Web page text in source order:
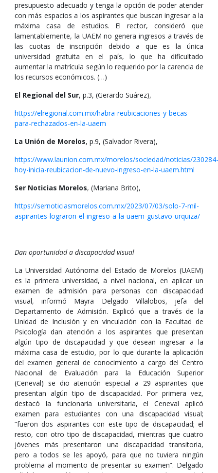
presupuesto adecuado y tenga la opción de poder atender
con más espacios a los aspirantes que buscan ingresar a la
máxima casa de estudios. El rector, consideró que
lamentablemente, la UAEM no genera ingresos a través de
las cuotas de inscripción debido a que es la única
universidad gratuita en el país, lo que ha dificultado
aumentar la matrícula según lo requerido por la carencia de
los recursos económicos. (…)
El Regional del Sur, p.3, (Gerardo Suárez),
https://elregional.com.mx/habra-reubicaciones-y-becas-
para-rechazados-en-la-uaem
La Unión de Morelos, p.9, (Salvador Rivera),
https://www.launion.com.mx/morelos/sociedad/noticias/230284-
hoy-inicia-reubicacion-de-nuevo-ingreso-en-la-uaem.html
Ser Noticias Morelos, (Mariana Brito),
https://sernoticiasmorelos.com.mx/2023/07/03/solo-7-mil-
aspirantes-lograron-el-ingreso-a-la-uaem-gustavo-urquiza/
Dan oportunidad a discapacidad visual
La Universidad Autónoma del Estado de Morelos (UAEM)
es la primera universidad, a nivel nacional, en aplicar un
examen de admisión para personas con discapacidad
visual, informó Mayra Delgado Villalobos, jefa del
Departamento de Admisión. Explicó que a través de la
Unidad de Inclusión y en vinculación con la Facultad de
Psicología dan atención a los aspirantes que presentan
algún tipo de discapacidad y que desean ingresar a la
máxima casa de estudio, por lo que durante la aplicación
del examen general de conocimiento a cargo del Centro
Nacional de Evaluación para la Educación Superior
(Ceneval) se dio atención especial a 29 aspirantes que
presentan algún tipo de discapacidad. Por primera vez,
destacó la funcionaria universitaria, el Ceneval aplicó
examen para estudiantes con una discapacidad visual;
“fueron dos aspirantes con este tipo de discapacidad; el
resto, con otro tipo de discapacidad, mientras que cuatro
jóvenes más presentaron una discapacidad transitoria,
pero a todos se les apoyó, para que no tuviera ningún
problema al momento de presentar su examen”. Delgado